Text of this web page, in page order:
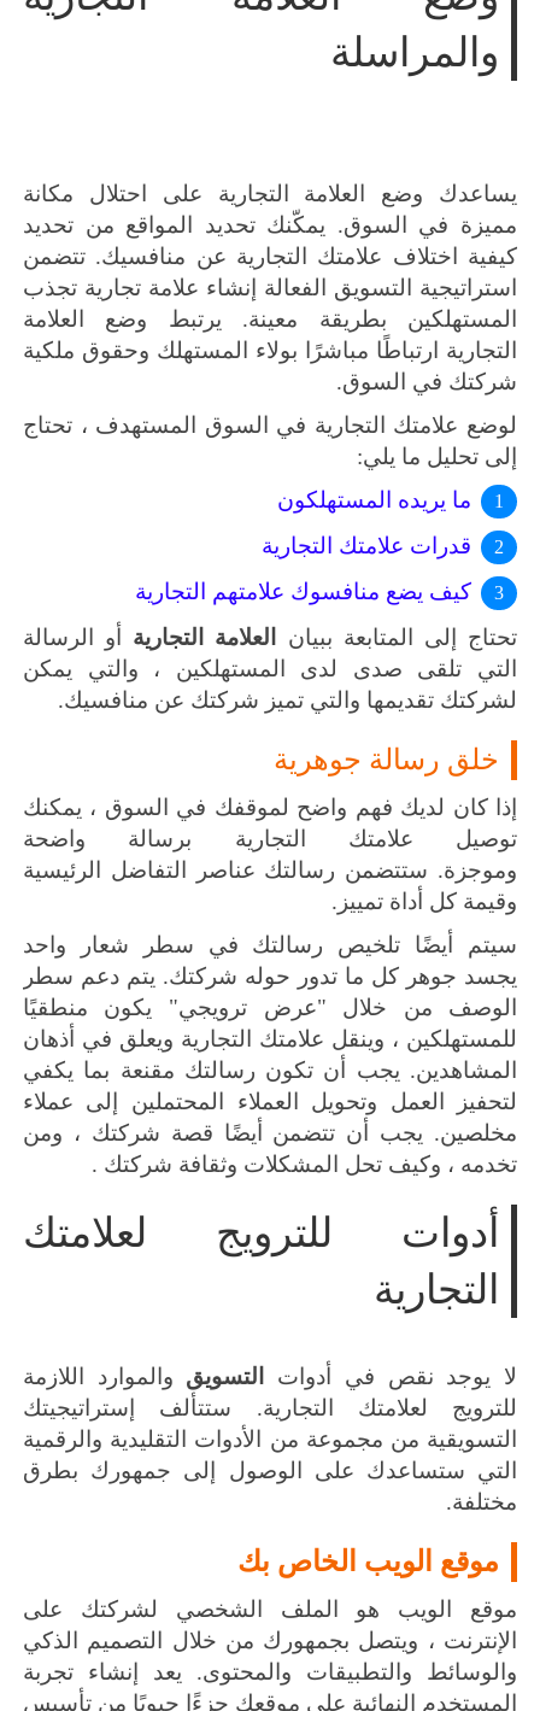
والمراسلة
يساعدك وضع العلامة التجارية على احتلال مكانة
مميزة في السوق. يمكّنك تحديد المواقع من تحديد
كيفية اختلاف علامتك التجارية عن منافسيك.تتضمن
استراتيجية التسويق الفعالة
إنشاء علامة تجارية تجذب
المستهلكين بطريقة معينة. يرتبط وضع العلامة
التجارية ارتباطًا مباشرًا بولاء المستهلك وحقوق ملكية
شركتك في السوق.
لوضع علامتك التجارية في السوق المستهدف ، تحتاج
إلى تحليل ما يلي:
ما يريده المستهلكون
قدرات علامتك التجارية
كيف يضع منافسوك علامتهم التجارية
تحتاج إلى المتابعة ببيان
العلامة التجارية أو الرسالة
التي تلقى صدى لدى المستهلكين ، والتي يمكن
لشركتك تقديمها والتي تميز شركتك عن منافسيك.
خلق رسالة جوهرية
إذا كان لديك فهم واضح لموقفك في السوق ، يمكنك
توصيل علامتك التجارية برسالة واضحة
وموجزة. ستتضمن رسالتك عناصر التفاضل الرئيسية
وقيمة كل أداة تمييز.
سيتم أيضًا تلخيص رسالتك في سطر شعار واحد
يجسد جوهر كل ما تدور حوله شركتك. يتم دعم سطر
الوصف من خلال "عرض ترويجي" يكون منطقيًا
للمستهلكين ، وينقل علامتك التجارية ويعلق في أذهان
المشاهدين. يجب أن تكون رسالتك مقنعة بما يكفي
لتحفيز العمل وتحويل العملاء المحتملين إلى عملاء
مخلصين. يجب أن تتضمن أيضًا قصة شركتك ، ومن
تخدمه ، وكيف تحل المشكلات وثقافة شركتك .
أدوات للترويج لعلامتك
التجارية
لا يوجد نقص في أدوات التسويق والموارد اللازمة
للترويج لعلامتك التجارية. ستتألف إستراتيجيتك
التسويقية من مجموعة من الأدوات التقليدية والرقمية
التي ستساعدك على الوصول إلى جمهورك بطرق
مختلفة.
موقع الويب الخاص بك
موقع الويب هو الملف الشخصي لشركتك على
الإنترنت ، ويتصل بجمهورك من خلال التصميم الذكي
والوسائط والتطبيقات والمحتوى. يعد إنشاء تجربة
المستخدم النهائية على موقعك جزءًا حيويًا من تأسيس